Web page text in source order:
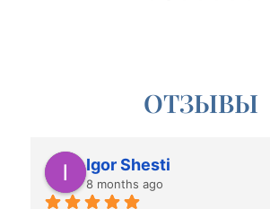
ОТЗЫВЫ
Абасов Сабир
9 months ago